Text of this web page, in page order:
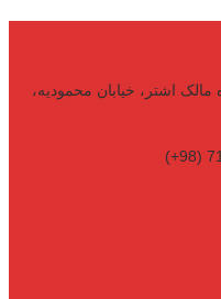
مالک اشتر، خیابان محمودیه،